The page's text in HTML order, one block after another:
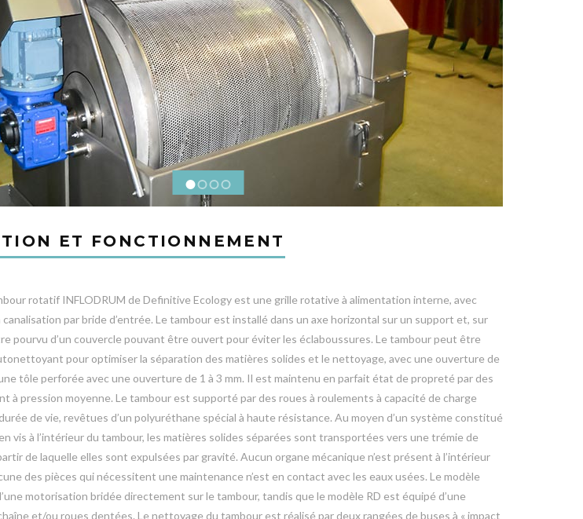
ET FONCTIONNEMENT
rotatif INFLODRUM de Definitive Ecology est une grille rotative à alimentation interne, avec
par bride d’entrée. Le tambour est installé dans un axe horizontal sur un support et, sur
pourvu d’un couvercle pouvant être ouvert pour éviter les éclaboussures. Le tambour peut être
pour optimiser la séparation des matières solides et le nettoyage, avec une ouverture de
tôle perforée avec une ouverture de 1 à 3 mm. Il est maintenu en parfait état de propreté par des
à pression moyenne. Le tambour est supporté par des roues à roulements à capacité de charge
de vie, revêtues d’un polyuréthane spécial à haute résistance. Au moyen d’un système constitué
vis à l’intérieur du tambour, les matières solides séparées sont transportées vers une trémie de
de laquelle elles sont expulsées par gravité. Aucun organe mécanique n’est présent à l’intérieur
des pièces qui nécessitent une maintenance n’est en contact avec les eaux usées. Le modèle
motorisation bridée directement sur le tambour, tandis que le modèle RD est équipé d’une
et/ou roues dentées. Le nettoyage du tambour est réalisé par deux rangées de buses à « impact